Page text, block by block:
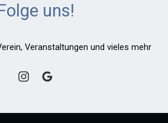
uns!
Veranstaltungen und vieles mehr